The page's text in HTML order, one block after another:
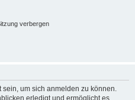
verbergen
um sich anmelden zu können.
erledigt und ermöglicht es